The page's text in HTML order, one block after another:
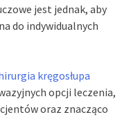
jest jednak, aby
do indywidualnych
kręgosłupa
opcji leczenia,
oraz znacząco